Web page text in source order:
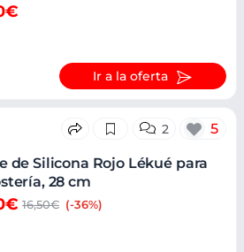
Ir a la oferta
2 5
de Silicona Rojo Lékué para
28 cm
16,50€ (-36%)